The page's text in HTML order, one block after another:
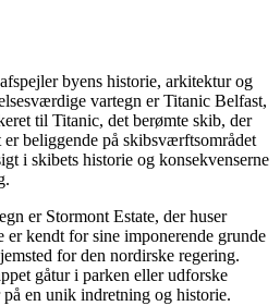
byens historie, arkitektur og
vartegn er Titanic Belfast,
til Titanic, det berømte skib, der
beliggende på skibsværftsområdet
i skibets historie og konsekvenserne
er Stormont Estate, der huser
er kendt for sine imponerende grunde
for den nordirske regering.
gåtur i parken eller udforske
en unik indretning og historie.